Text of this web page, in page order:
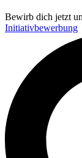
Bewirb dich jetzt
Initiativbewerbung